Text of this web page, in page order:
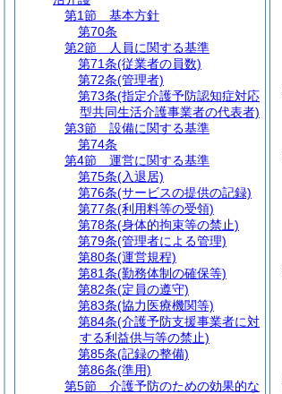
第1節
基本方針
第70条
第2節
人員に関する基準
第71条(従業者の員数)
第72条(管理者)
第73条(指定介護予防認知症対応
型共同生活介護事業者の代表者)
第3節
設備に関する基準
第74条
第4節
運営に関する基準
第75条(入退居)
第76条(サービスの提供の記録)
第77条(利用料等の受領)
第78条(身体的拘束等の禁止)
第79条(管理者による管理)
第80条(運営規程)
第81条(勤務体制の確保等)
第82条(定員の遵守)
第83条(協力医療機関等)
第84条(介護予防支援事業者に対
する利益供与等の禁止)
第85条(記録の整備)
第86条(準用)
第5節
介護予防のための効果的な